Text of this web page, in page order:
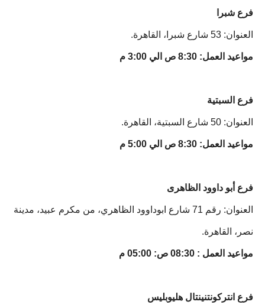
فرع شبرا
العنوان: 53 شارع شبرا، القاهرة.
مواعيد العمل: 8:30 ص الي 3:00 م
فرع السبتية
العنوان: 50 شارع السبتية، القاهرة.
مواعيد العمل: 8:30 ص الي 5:00 م
فرع أبو داوود الظاهرى
العنوان: رقم 71 شارع ابوداوود الظاهري، من مكرم عبيد، مدينة
نصر، القاهرة.
مواعيد العمل : 08:30 ص: 05:00 م
فرع انتركونتنينتال هليوبليس